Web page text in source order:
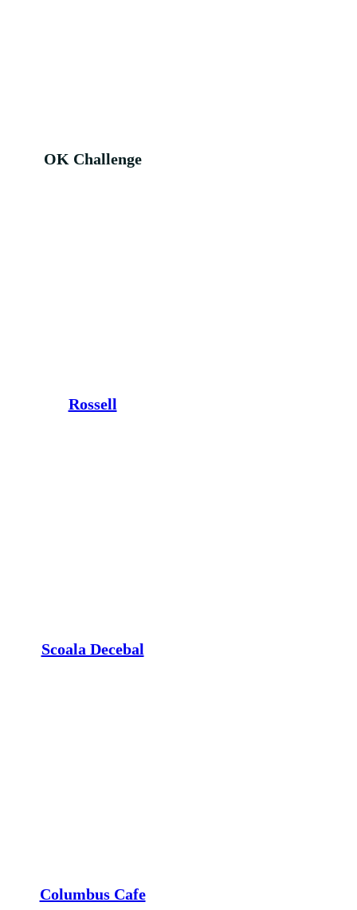
OK Challenge
Rossell
Scoala Decebal
Columbus Cafe